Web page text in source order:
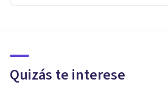
Quizás te interese